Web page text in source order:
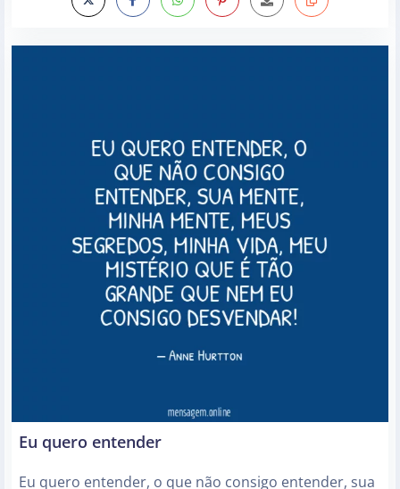
Eu quero entender
Eu quero entender, o que não consigo entender, sua